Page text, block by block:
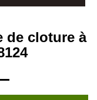
de cloture à